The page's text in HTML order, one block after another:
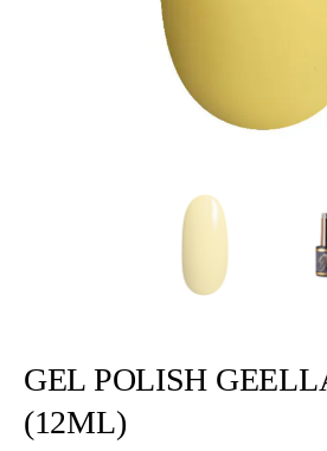
GEL POLISH
(12ML)